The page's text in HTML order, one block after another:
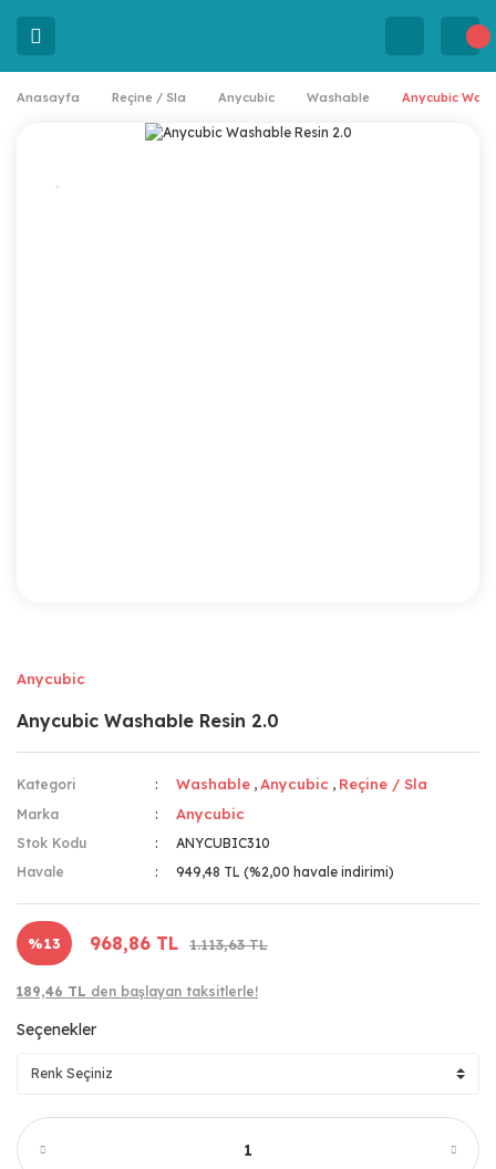
Anasayfa Reçine / Sla Anycubic Washable Anycubic
Anycubic
Anycubic Washable Resin 2.0
Kategori Washable ,Anycubic , Reçine / Sla
Marka Anycubic
Stok Kodu
ANYCUBIC310
Havale
949,48 TL (%2,00 havale indirimi)
%13 968,86 TL 1.113,63 TL
189,46 TL den başlayan taksitlerle!
Seçenekler